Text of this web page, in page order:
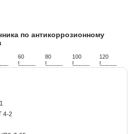
по антикоррозионному
.........
60
!...................
80
!...................
100
!...................
120
!...................
4-2